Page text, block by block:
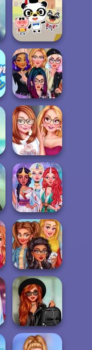
Ulzzang
Princesses
Dr. Panda School
Princesses: E-
Girl Style
Princesses High
School First D...
Unicorn Girls
Princesses VSCO
Girls